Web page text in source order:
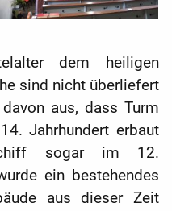
dem heiligen
sind nicht überliefert
aus, dass Turm
Jahrhundert erbaut
sogar im 12.
ein bestehendes
aus dieser Zeit